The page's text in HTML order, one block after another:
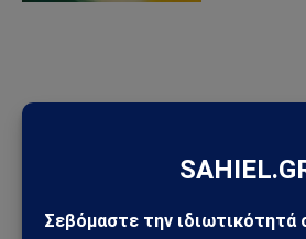
στη Θέουτα και νέο ρήγμα στην Ευρώπη